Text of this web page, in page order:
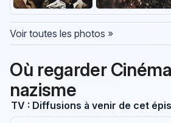
Voir toutes les photos »
Où regarder
nazisme
TV : Diffusions à venir de cet